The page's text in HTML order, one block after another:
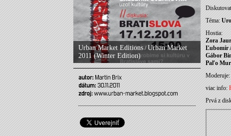
Urban Market Editions/Urban Market
2011 (Winter Edition)
Téma:
Hostia:
Zora
Ľubomír
Gábor
Paľo
Moderuje:
viac info:
Prvá z